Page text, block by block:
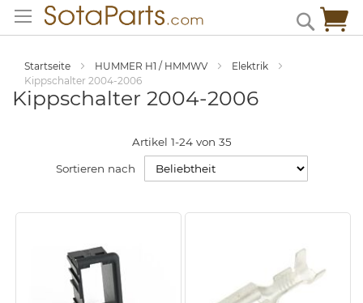
Inhalt
springen
Search
Startseite HUMMER H1 / HMMWV
Elektrik
Kippschalter 2004-2006
Kippschalter 2004-2006
Artikel 1-24von 35
Sortieren nach